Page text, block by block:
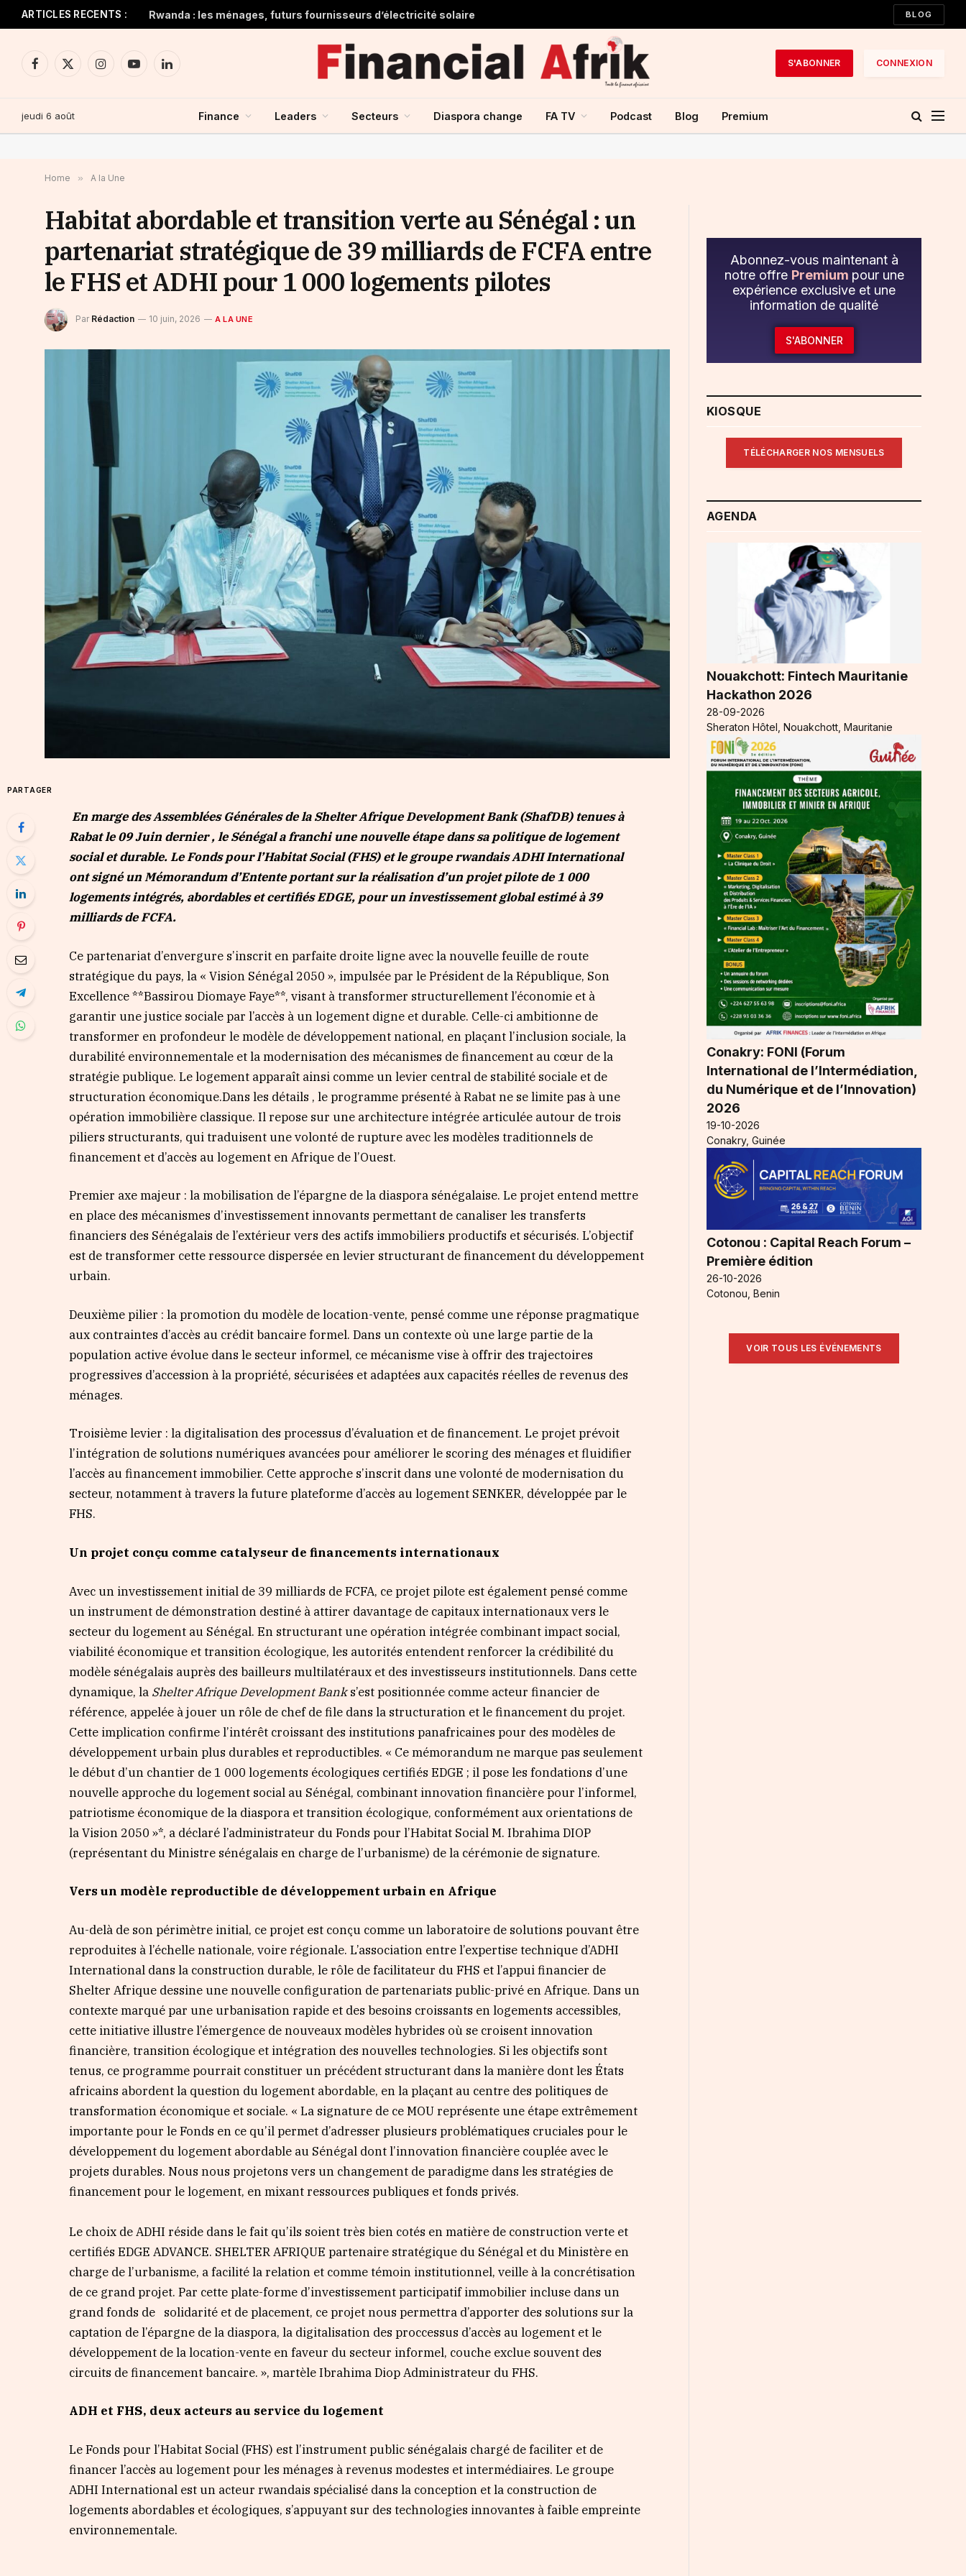
ARTICLES RECENTS : Rwanda : les ménages, futurs fournisseurs d’électricité solaire BLOG
Facebook
X
InstagramYouTubeLinkedIn
S'ABONNER CONNEXION
jeudi 6 août Finance Leaders Secteurs Diaspora change FA TV Podcast Blog Premium
Home » A la Une
Habitat abordable et transition verte au Sénégal : un
partenariat stratégique de 39 milliards de FCFA entre
le FHS et ADHI pour 1 000 logements pilotes
Par Rédaction 10 juin, 2026 A LA UNE
PARTAGER
En marge des Assemblées Générales de la Shelter Afrique Development Bank (ShafDB) tenues à
Rabat le 09 Juin dernier , le Sénégal a franchi une nouvelle étape dans sa politique de logement
social et durable. Le Fonds pour l’Habitat Social (FHS) et le groupe rwandais ADHI International
ont signé un Mémorandum d’Entente portant sur la réalisation d’un projet pilote de 1 000
logements intégrés, abordables et certifiés EDGE, pour un investissement global estimé à 39
milliards de FCFA.
Ce partenariat d’envergure s’inscrit en parfaite droite ligne avec la nouvelle feuille de route
stratégique du pays, la « Vision Sénégal 2050 », impulsée par le Président de la République, Son
Excellence **Bassirou Diomaye Faye**, visant à transformer structurellement l’économie et à
garantir une justice sociale par l’accès à un logement digne et durable. Celle-ci ambitionne de
transformer en profondeur le modèle de développement national, en plaçant l’inclusion sociale, la
durabilité environnementale et la modernisation des mécanismes de financement au cœur de la
stratégie publique. Le logement apparaît ainsi comme un levier central de stabilité sociale et de
structuration économique.Dans les détails , le programme présenté à Rabat ne se limite pas à une
opération immobilière classique. Il repose sur une architecture intégrée articulée autour de trois
piliers structurants, qui traduisent une volonté de rupture avec les modèles traditionnels de
financement et d’accès au logement en Afrique de l’Ouest.
Premier axe majeur : la mobilisation de l’épargne de la diaspora sénégalaise. Le projet entend mettre
en place des mécanismes d’investissement innovants permettant de canaliser les transferts
financiers des Sénégalais de l’extérieur vers des actifs immobiliers productifs et sécurisés. L’objectif
est de transformer cette ressource dispersée en levier structurant de financement du développement
urbain.
Deuxième pilier : la promotion du modèle de location-vente, pensé comme une réponse pragmatique
aux contraintes d’accès au crédit bancaire formel. Dans un contexte où une large partie de la
population active évolue dans le secteur informel, ce mécanisme vise à offrir des trajectoires
progressives d’accession à la propriété, sécurisées et adaptées aux capacités réelles de revenus des
ménages.
Troisième levier : la digitalisation des processus d’évaluation et de financement. Le projet prévoit
l’intégration de solutions numériques avancées pour améliorer le scoring des ménages et fluidifier
l’accès au financement immobilier. Cette approche s’inscrit dans une volonté de modernisation du
secteur, notamment à travers la future plateforme d’accès au logement SENKER, développée par le
FHS.
Un projet conçu comme catalyseur de financements internationaux
Avec un investissement initial de 39 milliards de FCFA, ce projet pilote est également pensé comme
un instrument de démonstration destiné à attirer davantage de capitaux internationaux vers le
secteur du logement au Sénégal. En structurant une opération intégrée combinant impact social,
viabilité économique et transition écologique, les autorités entendent renforcer la crédibilité du
modèle sénégalais auprès des bailleurs multilatéraux et des investisseurs institutionnels. Dans cette
dynamique, la Shelter Afrique Development Banks’est positionnée comme acteur financier de
référence, appelée à jouer un rôle de chef de file dans la structuration et le financement du projet.
Cette implication confirme l’intérêt croissant des institutions panafricaines pour des modèles de
développement urbain plus durables et reproductibles. « Ce mémorandum ne marque pas seulement
le début d’un chantier de 1 000 logements écologiques certifiés EDGE ; il pose les fondations d’une
nouvelle approche du logement social au Sénégal, combinant innovation financière pour l’informel,
patriotisme économique de la diaspora et transition écologique, conformément aux orientations de
la Vision 2050 »*, a déclaré l’administrateur du Fonds pour l’Habitat Social M. Ibrahima DIOP
(représentant du Ministre sénégalais en charge de l’urbanisme) de la cérémonie de signature.
Vers un modèle reproductible de développement urbain en Afrique
Au-delà de son périmètre initial, ce projet est conçu comme un laboratoire de solutions pouvant être
reproduites à l’échelle nationale, voire régionale. L’association entre l’expertise technique d’ADHI
International dans la construction durable, le rôle de facilitateur du FHS et l’appui financier de
Shelter Afrique dessine une nouvelle configuration de partenariats public-privé en Afrique. Dans un
contexte marqué par une urbanisation rapide et des besoins croissants en logements accessibles,
cette initiative illustre l’émergence de nouveaux modèles hybrides où se croisent innovation
financière, transition écologique et intégration des nouvelles technologies. Si les objectifs sont
tenus, ce programme pourrait constituer un précédent structurant dans la manière dont les États
africains abordent la question du logement abordable, en la plaçant au centre des politiques de
transformation économique et sociale. « La signature de ce MOU représente une étape extrêmement
importante pour le Fonds en ce qu’il permet d’adresser plusieurs problématiques cruciales pour le
développement du logement abordable au Sénégal dont l’innovation financière couplée avec le
projets durables. Nous nous projetons vers un changement de paradigme dans les stratégies de
financement pour le logement, en mixant ressources publiques et fonds privés.
Le choix de ADHI réside dans le fait qu’ils soient très bien cotés en matière de construction verte et
certifiés EDGE ADVANCE. SHELTER AFRIQUE partenaire stratégique du Sénégal et du Ministère en
charge de l’urbanisme, a facilité la relation et comme témoin institutionnel, veille à la concrétisation
de ce grand projet. Par cette plate-forme d’investissement participatif immobilier incluse dans un
grand fonds de solidarité et de placement, ce projet nous permettra d’apporter des solutions sur la
captation de l’épargne de la diaspora, la digitalisation des proccessus d’accès au logement et le
développement de la location-vente en faveur du secteur informel, couche exclue souvent des
circuits de financement bancaire. », martèle Ibrahima Diop Administrateur du FHS.
ADH et FHS, deux acteurs au service du logement
Le Fonds pour l’Habitat Social (FHS) est l’instrument public sénégalais chargé de faciliter et de
financer l’accès au logement pour les ménages à revenus modestes et intermédiaires. Le groupe
ADHI International est un acteur rwandais spécialisé dans la conception et la construction de
logements abordables et écologiques, s’appuyant sur des technologies innovantes à faible empreinte
environnementale.
Abonnez-vous maintenant à
notre offre Premium pour une
expérience exclusive et une
information de qualité
S'ABONNER
KIOSQUE
TÉLÉCHARGER NOS MENSUELS
AGENDA
Nouakchott: Fintech Mauritanie
Hackathon 2026
28-09-2026
Sheraton Hôtel, Nouakchott, Mauritanie
Conakry: FONI (Forum
International de l’Intermédiation,
du Numérique et de l’Innovation)
2026
19-10-2026
Conakry, Guinée
Cotonou : Capital Reach Forum –
Première édition
26-10-2026
Cotonou, Benin
VOIR TOUS LES ÉVÉNEMENTS